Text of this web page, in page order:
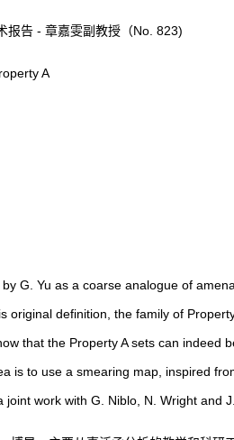
报告 - 章嘉雯副教授（No. 823)
A
G. Yu as a coarse analogue of
definition, the family of
that the Property A sets can indeed
is to use a smearing map, inspired
work with G. Niblo, N. Wright and